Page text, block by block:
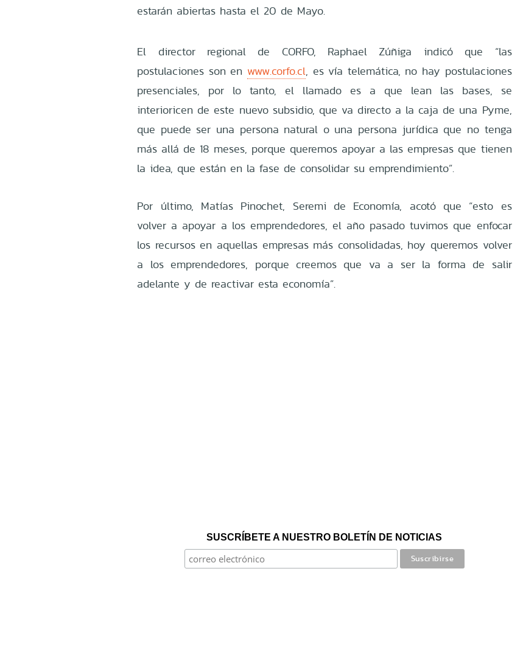
estarán abiertas hasta el 20 de Mayo.
El director regional de CORFO, Raphael Zúñiga indicó que “las
postulaciones son en www.corfo.cl, es vía telemática, no hay postulaciones
presenciales, por lo tanto, el llamado es a que lean las bases, se
interioricen de este nuevo subsidio, que va directo a la caja de una Pyme,
que puede ser una persona natural o una persona jurídica que no tenga
más allá de 18 meses, porque queremos apoyar a las empresas que tienen
la idea, que están en la fase de consolidar su emprendimiento”.
Por último, Matías Pinochet, Seremi de Economía, acotó que “esto es
volver a apoyar a los emprendedores, el año pasado tuvimos que enfocar
los recursos en aquellas empresas más consolidadas, hoy queremos volver
a los emprendedores, porque creemos que va a ser la forma de salir
adelante y de reactivar esta economía”.
SUSCRÍBETE A NUESTRO BOLETÍN DE NOTICIAS